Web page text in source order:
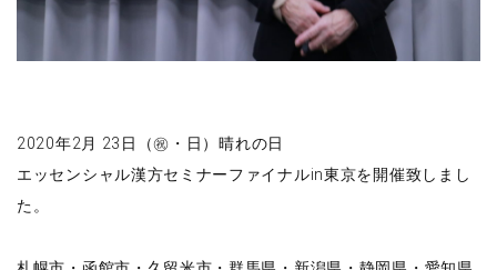
2020年2月 23日（㊗️・日）晴れの日
エッセンシャル漢方セミナーファイナルin東京を開催致しまし
た。